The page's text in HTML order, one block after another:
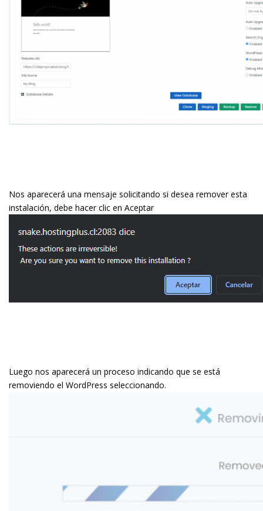
Nos aparecerá una mensaje solicitando si desea remover esta
instalación, debe hacer clic en Aceptar
Luego nos aparecerá un proceso indicando que se está
removiendo el WordPress seleccionando.